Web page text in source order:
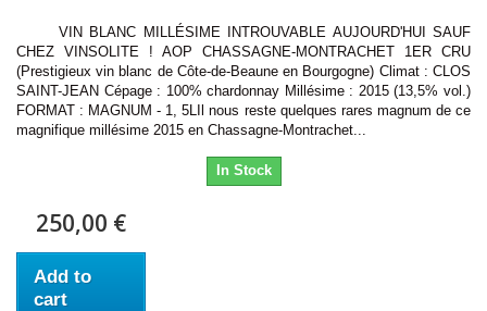
VIN BLANC MILLÉSIME INTROUVABLE AUJOURD'HUI SAUF
CHEZ VINSOLITE ! AOP CHASSAGNE-MONTRACHET 1ER CRU
(Prestigieux vin blanc de Côte-de-Beaune en Bourgogne) Climat : CLOS
SAINT-JEAN Cépage : 100% chardonnay Millésime : 2015 (13,5% vol.)
FORMAT : MAGNUM - 1, 5LIl nous reste quelques rares magnum de ce
magnifique millésime 2015 en Chassagne-Montrachet...
In Stock
250,00 €
Add to
cart